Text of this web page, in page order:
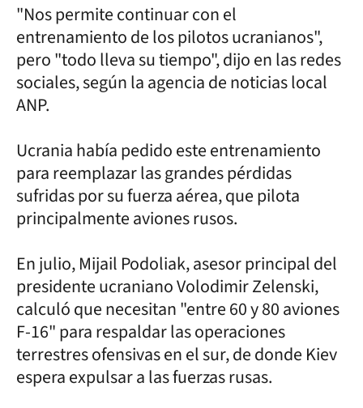
"Nos permite continuar con el
entrenamiento de los pilotos ucranianos",
pero "todo lleva su tiempo", dijo en las redes
sociales, según la agencia de noticias local
ANP.
Ucrania había pedido este entrenamiento
para reemplazar las grandes pérdidas
sufridas por su fuerza aérea, que pilota
principalmente aviones rusos.
En julio, Mijail Podoliak, asesor principal del
presidente ucraniano Volodimir Zelenski,
calculó que necesitan "entre 60 y 80 aviones
F-16" para respaldar las operaciones
terrestres ofensivas en el sur, de donde Kiev
espera expulsar a las fuerzas rusas.